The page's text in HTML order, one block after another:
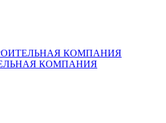
КОМПАНИЯ
КОМПАНИЯ